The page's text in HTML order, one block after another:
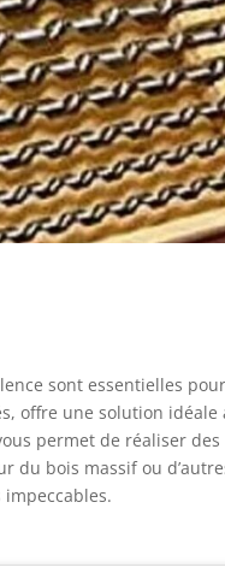
sont essentielles
offre une solution
permet de réaliser
du bois massif ou